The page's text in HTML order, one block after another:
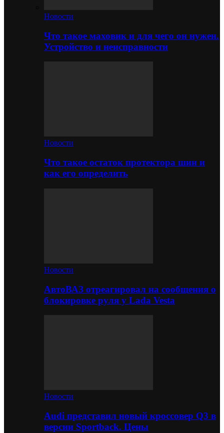
Новости
Что такое маховик и для чего он нужен.
Устройство и неисправности
Новости
Что такое остаток протектора шин и
как его определить
Новости
АвтоВАЗ отреагировал на сообщения о
блокировке руля у Lada Vesta
Новости
Audi представил новый кроссовер Q3 в
версии Sportback. Цены